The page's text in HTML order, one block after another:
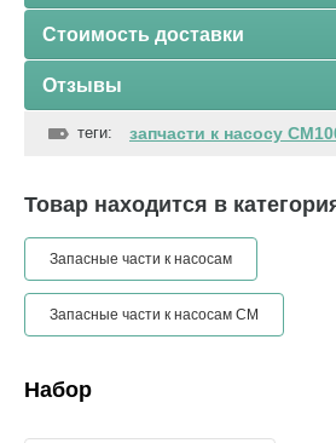
Стоимость доставки
Отзывы
теги: запчасти к насосу
Товар находится в
Запасные части к насосам
Запасные части к насосам СМ
Набор